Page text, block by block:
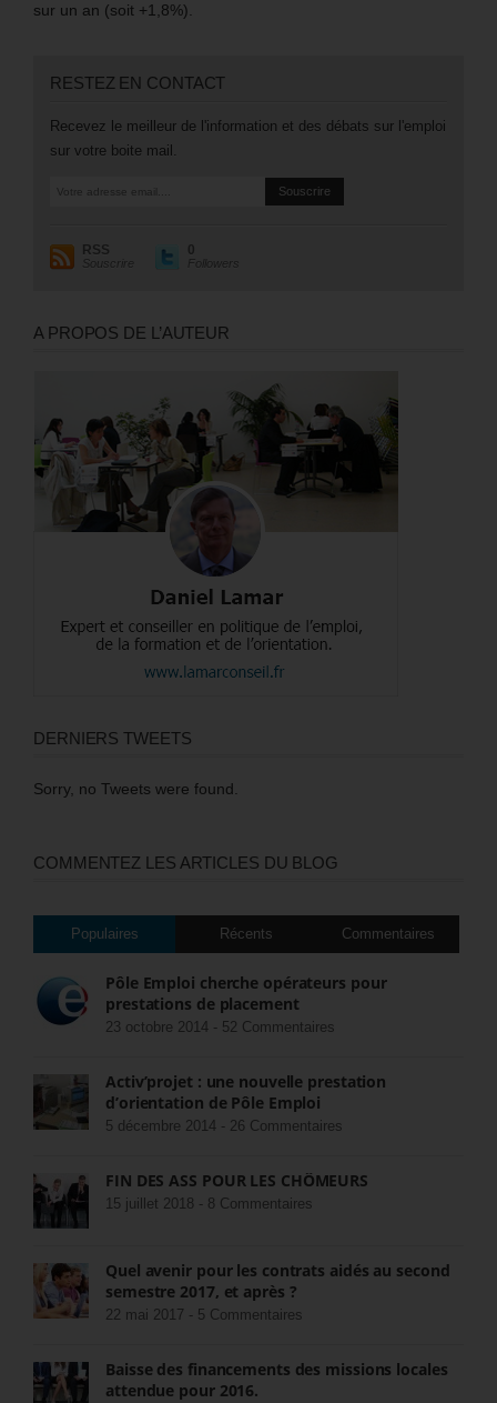
sur un an (soit +1,8%).
RESTEZ EN CONTACT
Recevez le meilleur de l'information et des débats sur l'emploi
sur votre boite mail.
RSS
Souscrire
0
Followers
A PROPOS DE L’AUTEUR
DERNIERS TWEETS
Sorry, no Tweets were found.
COMMENTEZ LES ARTICLES DU BLOG
Populaires Récents Commentaires
Pôle Emploi cherche opérateurs pour
prestations de placement
23 octobre 2014 - 52 Commentaires
Activ’projet : une nouvelle prestation
d’orientation de Pôle Emploi
5 décembre 2014 - 26 Commentaires
FIN DES ASS POUR LES CHÔMEURS
15 juillet 2018 - 8 Commentaires
Quel avenir pour les contrats aidés au second
semestre 2017, et après ?
22 mai 2017 - 5 Commentaires
Baisse des financements des missions locales
attendue pour 2016.